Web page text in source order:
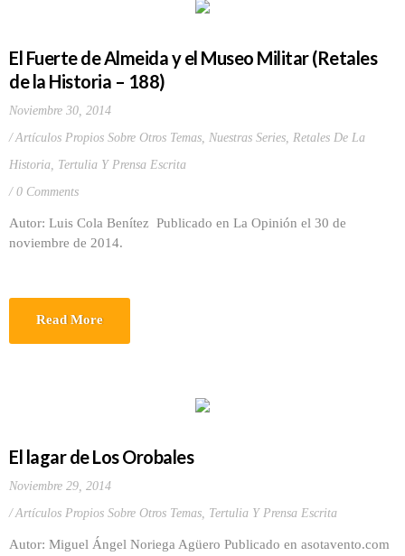
El Fuerte de Almeida y el Museo Militar (Retales
de la Historia – 188)
Noviembre 30, 2014
Artículos Propios Sobre Otros Temas, Nuestras Series, Retales De La
Historia, Tertulia Y Prensa Escrita
0 Comments
Autor: Luis Cola Benítez Publicado en La Opinión el 30 de
noviembre de 2014.
Read More
El lagar de Los Orobales
Noviembre 29, 2014
Artículos Propios Sobre Otros Temas, Tertulia Y Prensa Escrita
Autor: Miguel Ángel Noriega Agüero Publicado en asotavento.com